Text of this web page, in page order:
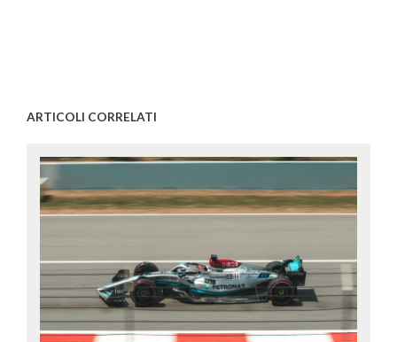
ARTICOLI CORRELATI